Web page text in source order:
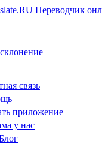
связь
приложение
у нас